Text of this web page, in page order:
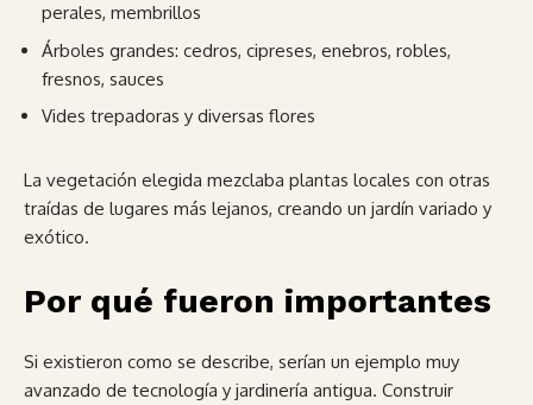
perales, membrillos
Árboles grandes: cedros, cipreses, enebros, robles,
fresnos, sauces
Vides trepadoras y diversas flores
La vegetación elegida mezclaba plantas locales con otras
traídas de lugares más lejanos, creando un jardín variado y
exótico.
Por qué fueron importantes
Si existieron como se describe, serían un ejemplo muy
avanzado de tecnología y jardinería antigua. Construir